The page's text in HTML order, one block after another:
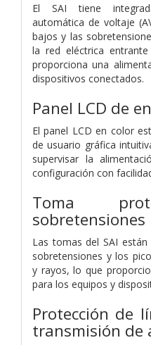
El SAI tiene
automática de voltaje
bajos y las
la red eléctrica
proporciona una
dispositivos conectados.
Panel LCD de
El panel LCD en color
de usuario gráfica
supervisar la
configuración con
Toma
sobretensiones
Las tomas del SAI
sobretensiones y los
y rayos, lo que
para los equipos y
Protección de
transmisión de